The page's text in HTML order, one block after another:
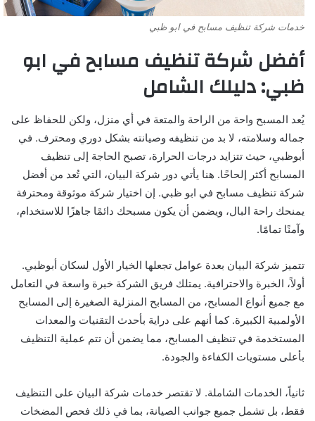
خدمات شركة تنظيف مسابح في ابو ظبي
أفضل شركة تنظيف مسابح في ابو
ظبي: دليلك الشامل
يُعد المسبح واحة من الراحة والمتعة في أي منزل، ولكن للحفاظ على
جماله وسلامته، لا بد من تنظيفه وصيانته بشكل دوري ومحترف. في
أبوظبي، حيث تتزايد درجات الحرارة، تصبح الحاجة إلى تنظيف
المسابح أكثر إلحاحًا. هنا يأتي دور شركة البيان، التي تُعد من أفضل
شركة تنظيف مسابح في ابو ظبي. إن اختيار شركة موثوقة ومحترفة
يمنحك راحة البال، ويضمن أن يكون مسبحك دائمًا جاهزًا للاستخدام،
وآمنًا تمامًا.
تتميز شركة البيان بعدة عوامل تجعلها الخيار الأول لسكان أبوظبي.
أولاً، الخبرة والاحترافية. يمتلك فريق الشركة خبرة واسعة في التعامل
مع جميع أنواع المسابح، من المسابح المنزلية الصغيرة إلى المسابح
الأولمبية الكبيرة. كما أنهم على دراية بأحدث التقنيات والمعدات
المستخدمة في تنظيف المسابح، مما يضمن أن تتم عملية التنظيف
بأعلى مستويات الكفاءة والجودة.
ثانياً، الخدمات الشاملة. لا تقتصر خدمات شركة البيان على التنظيف
فقط، بل تشمل جميع جوانب الصيانة، بما في ذلك فحص المضخات